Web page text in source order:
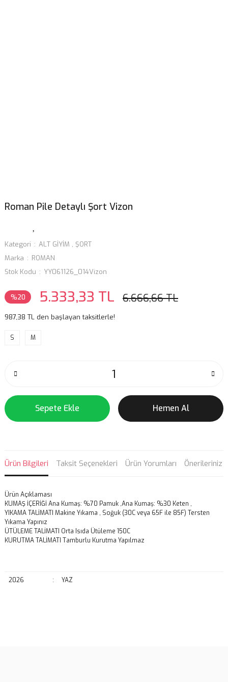
Roman Pile Detaylı Şort Vizon
Kategori ALT GİYİM , ŞORT
Marka
ROMAN
Stok Kodu
YY061126_014Vizon
%20 5.333,33 TL 6.666,66 TL
987,38 TL den başlayan taksitlerle!
S M
Sepete Ekle Hemen Al
Ürün Bilgileri Taksit Seçenekleri Ürün Yorumları Önerileriniz
Ürün Açıklaması
KUMAŞ İÇERİĞİ Ana Kumaş: %70 Pamuk ,Ana Kumaş: %30 Keten ,
YIKAMA TALİMATI Makine Yıkama , Soğuk (30C veya 65F ile 85F) Tersten
Yıkama Yapınız
ÜTÜLEME TALİMATI Orta Isıda Ütüleme 150C
KURUTMA TALİMATI Tamburlu Kurutma Yapılmaz
2026 : YAZ